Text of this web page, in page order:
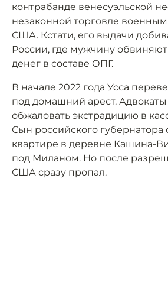
контрабанде венесуэльской
незаконной торговле
США. Кстати, его выдачи
России, где мужчину
денег в составе ОПГ.
В начале 2022 года Усса
под домашний арест.
обжаловать экстрадицию в
Сын российского губернатора
квартире в деревне Кашина-
под Миланом. Но после
США сразу пропал.